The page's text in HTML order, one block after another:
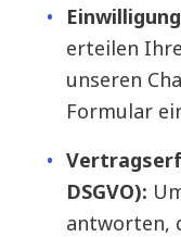
erteilen
unseren
Formular
DSGVO):
antworten,